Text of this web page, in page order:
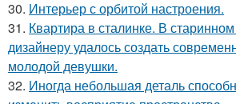
30. Интерьер с орбитой настроения.
31. Квартира в сталинке. В
дизайнеру удалось создать
молодой девушки.
32. Иногда небольшая деталь